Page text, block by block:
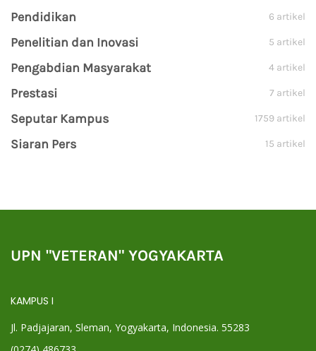
Pendidikan 6 artikel
Penelitian dan Inovasi 5 artikel
Pengabdian Masyarakat 4 artikel
Prestasi 7 artikel
Seputar Kampus 1759 artikel
Siaran Pers 15 artikel
UPN "VETERAN" YOGYAKARTA
KAMPUS I
Jl. Padjajaran, Sleman, Yogyakarta, Indonesia. 55283